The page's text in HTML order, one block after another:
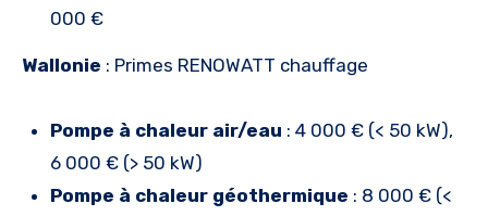
000 €
Wallonie : Primes RENOWATT chauffage
Pompe à chaleur air/eau : 4 000 € (< 50 kW),
6 000 € (> 50 kW)
Pompe à chaleur géothermique : 8 000 € (<